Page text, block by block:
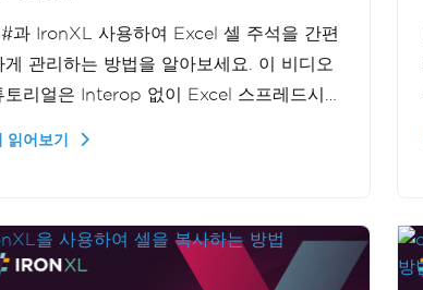
과 IronXL 사용하여 Excel 셀 주석을 간편
게 관리하는 방법을 알아보세요. 이 비디오
토리얼은 Interop 없이 Excel 스프레드시트
읽어보기